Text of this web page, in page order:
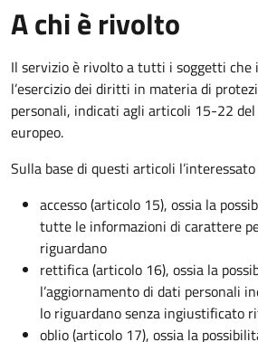
A chi è rivolto
Il servizio è rivolto a tutti i soggetti che
l’esercizio dei diritti in materia di
personali, indicati agli articoli 15-22
europeo.
Sulla base di questi articoli
accesso (articolo 15), ossia la
tutte le informazioni di carattere
riguardano
rettifica (articolo 16), ossia la
l’aggiornamento di dati personali
lo riguardano senza ingiustificato
oblio (articolo 17), ossia la